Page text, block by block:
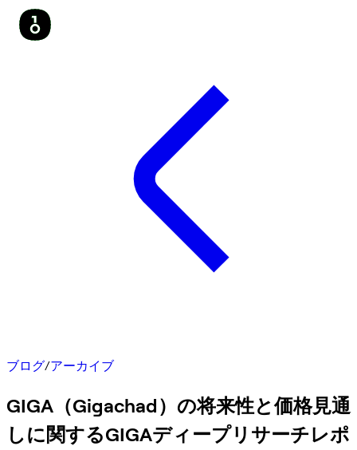
ブログ/アーカイブ
GIGA（Gigachad）の将来性と価格見通
しに関するGIGAディープリサーチレポ